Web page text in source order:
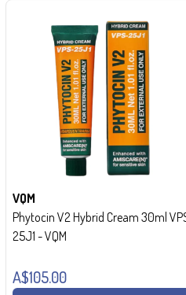
VQM
Phytocin V2 Hybrid Cream 30ml
25J1 - VQM
A$105.00